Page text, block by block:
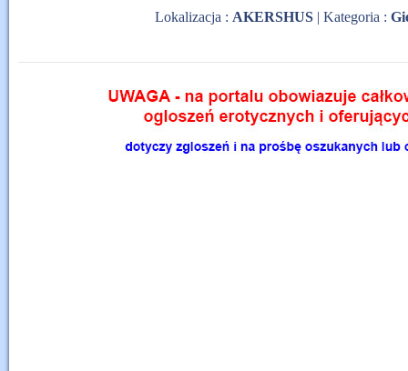
Lokalizacja : AKERSHUS | Kategoria :